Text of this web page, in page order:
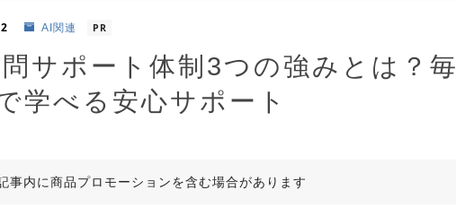
AI関連 PR
サポート体制3つの強みとは？毎
学べる安心サポート
事内に商品プロモーションを含む場合があります